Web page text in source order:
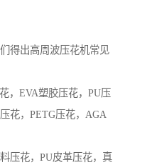
得出高周波压花机常见
，EVA塑胶压花，PU压
花，PETG压花，AGA
压花，PU皮革压花，真